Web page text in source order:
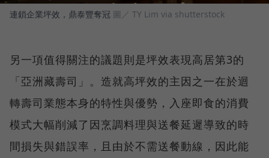
連鎖企業坪效，鼎泰豐奪冠 圖／ TY Lim via shutterstock
另一項值得關注的議題則是坪效表現高居第3的
「亞洲藏壽司」。造就高坪效的主因之一在於迴
轉壽司業態本身的特性與優勢，入座即食的消費
模式大幅削減了因烹調料理與送餐延遲導致的時
間損失與錯誤率，且由於不需送餐動線，因此能